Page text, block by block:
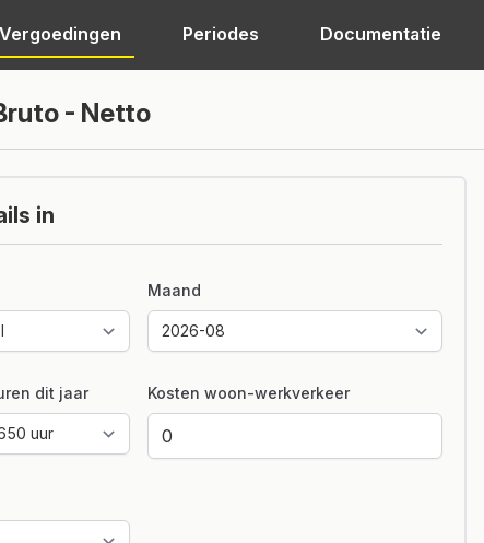
Vergoedingen Periodes Documentatie
- Netto
in
Maand
dit jaar Kosten woon-werkverkeer